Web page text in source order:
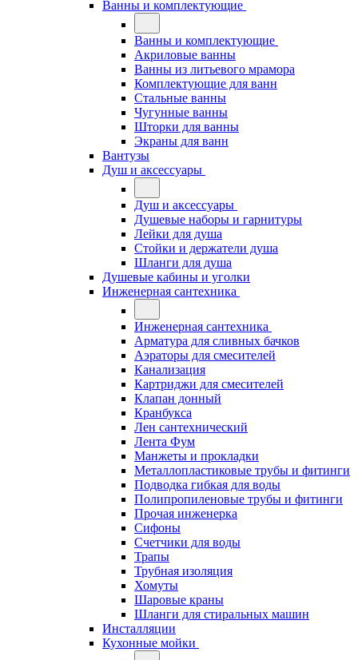
Ванны и комплектующие
Ванны и комплектующие
Акриловые ванны
Ванны из литьевого мрамора
Комплектующие для ванн
Стальные ванны
Чугунные ванны
Шторки для ванны
Экраны для ванн
Вантузы
Душ и аксессуары
Душ и аксессуары
Душевые наборы и гарнитуры
Лейки для душа
Стойки и держатели душа
Шланги для душа
Душевые кабины и уголки
Инженерная сантехника
Инженерная сантехника
Арматура для сливных бачков
Аэраторы для смесителей
Канализация
Картриджи для смесителей
Клапан донный
Кранбукса
Лен сантехнический
Лента Фум
Манжеты и прокладки
Металлопластиковые трубы и фитинги
Подводка гибкая для воды
Полипропиленовые трубы и фитинги
Прочая инженерка
Сифоны
Счетчики для воды
Трапы
Трубная изоляция
Хомуты
Шаровые краны
Шланги для стиральных машин
Инсталляции
Кухонные мойки